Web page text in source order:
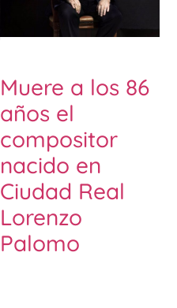
Muere a los 86
años el
compositor
nacido en
Ciudad Real
Lorenzo
Palomo